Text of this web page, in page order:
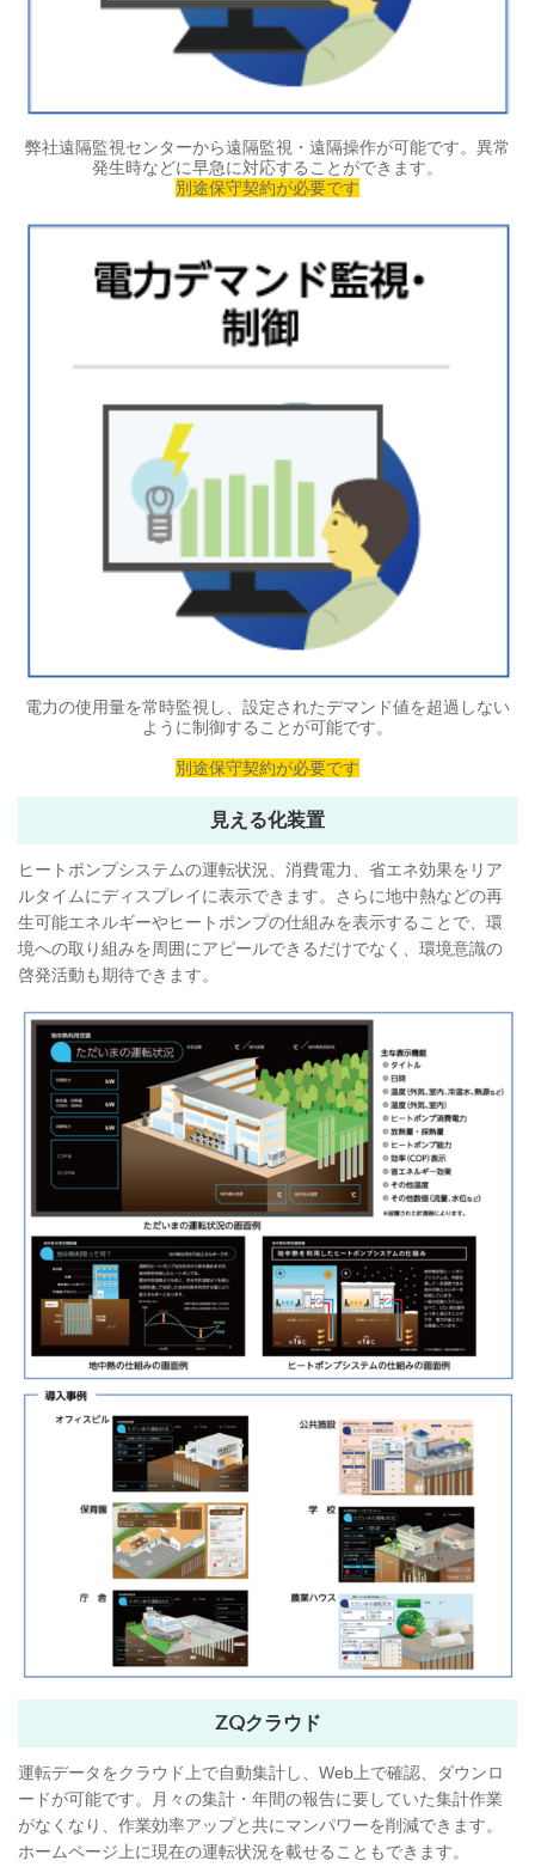
弊社遠隔監視センターから遠隔監視・遠隔操作が可能です。異常
発生時などに早急に対応することができます。
別途保守契約が必要です
電力の使用量を常時監視し、設定されたデマンド値を超過しない
ように制御することが可能です。
別途保守契約が必要です
見える化装置
ヒートポンプシステムの運転状況、消費電力、省エネ効果をリア
ルタイムにディスプレイに表示できます。さらに地中熱などの再
生可能エネルギーやヒートポンプの仕組みを表示することで、環
境への取り組みを周囲にアピールできるだけでなく、環境意識の
啓発活動も期待できます。
ZQクラウド
運転データをクラウド上で自動集計し、Web上で確認、ダウンロ
ードが可能です。月々の集計・年間の報告に要していた集計作業
がなくなり、作業効率アップと共にマンパワーを削減できます。
ホームページ上に現在の運転状況を載せることもできます。